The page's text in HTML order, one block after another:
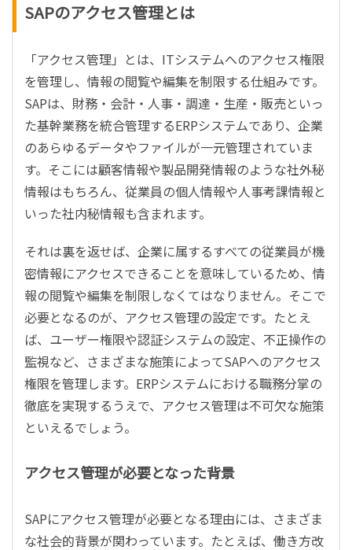
SAPのアクセス管理とは
「アクセス管理」とは、ITシステムへのアクセス権限
を管理し、情報の閲覧や編集を制限する仕組みです。
SAPは、財務・会計・人事・調達・生産・販売といっ
た基幹業務を統合管理するERPシステムであり、企業
のあらゆるデータやファイルが一元管理されていま
す。そこには顧客情報や製品開発情報のような社外秘
情報はもちろん、従業員の個人情報や人事考課情報と
いった社内秘情報も含まれます。
それは裏を返せば、企業に属するすべての従業員が機
密情報にアクセスできることを意味しているため、情
報の閲覧や編集を制限しなくてはなりません。そこで
必要となるのが、アクセス管理の設定です。たとえ
ば、ユーザー権限や認証システムの設定、不正操作の
監視など、さまざまな施策によってSAPへのアクセス
権限を管理します。ERPシステムにおける職務分掌の
徹底を実現するうえで、アクセス管理は不可欠な施策
といえるでしょう。
アクセス管理が必要となった背景
SAPにアクセス管理が必要となる理由には、さまざま
な社会的背景が関わっています。たとえば、働き方改